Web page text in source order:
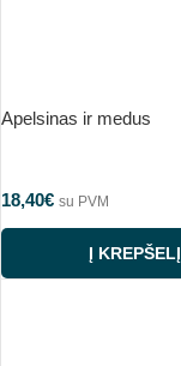
Apelsinas ir medus
18,40€ su PVM
Į KREPŠELĮ